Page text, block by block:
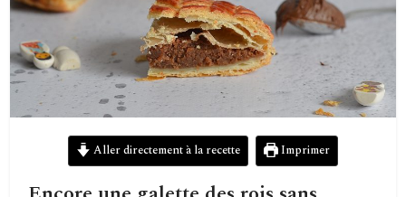
Aller directement à la recette Imprimer